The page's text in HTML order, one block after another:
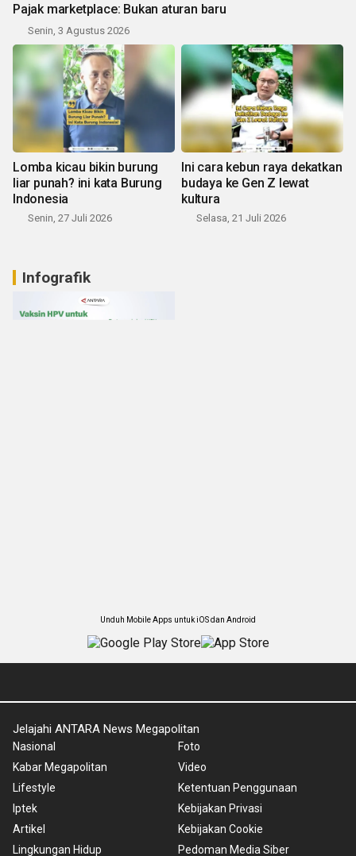
Pajak marketplace: Bukan aturan baru
Senin, 3 Agustus 2026
Lomba kicau bikin burung
liar punah? ini kata Burung
Indonesia
Senin, 27 Juli 2026
Ini cara kebun raya dekatkan
budaya ke Gen Z lewat
kultura
Selasa, 21 Juli 2026
Infografik
Unduh Mobile Apps untuk iOS dan Android
Jelajahi ANTARA News Megapolitan
Nasional
Kabar Megapolitan
Lifestyle
Iptek
Artikel
Lingkungan Hidup
Foto
Video
Ketentuan Penggunaan
Kebijakan Privasi
Kebijakan Cookie
Pedoman Media Siber